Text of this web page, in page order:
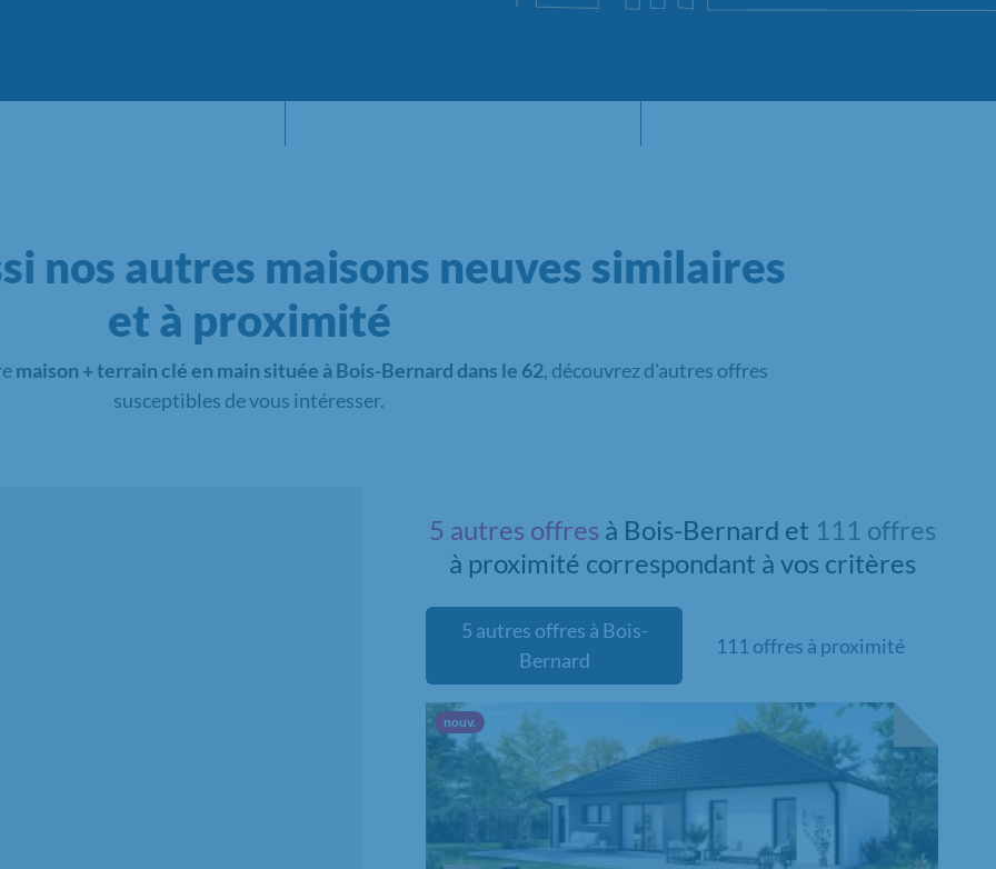
nos autres maisons neuves similaires
et à proximité
maison + terrain clé en main située à Bois-Bernard dans le 62, découvrez d'autres offres
susceptibles de vous intéresser.
5 autres offres à Bois-Bernard et 111 offres
à proximité correspondant à vos critères
5 autres offres à Bois-
Bernard
111 offres à proximité
nouv. Nouvelle offre